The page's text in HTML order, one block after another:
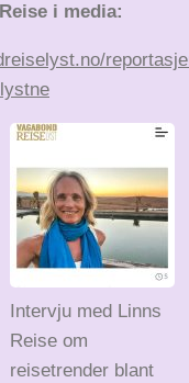
i media:
Intervju med Linns
Reise om
reisetrender blant